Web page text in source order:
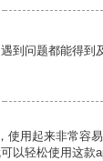
到问题都能得到
使用起来非常容
以轻松使用这款